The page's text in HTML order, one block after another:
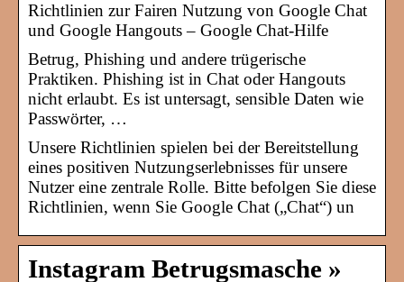
Richtlinien zur Fairen Nutzung von Google Chat
und Google Hangouts – Google Chat-Hilfe
Betrug, Phishing und andere trügerische
Praktiken. Phishing ist in Chat oder Hangouts
nicht erlaubt. Es ist untersagt, sensible Daten wie
Passwörter, …
Unsere Richtlinien spielen bei der Bereitstellung
eines positiven Nutzungserlebnisses für unsere
Nutzer eine zentrale Rolle. Bitte befolgen Sie diese
Richtlinien, wenn Sie Google Chat („Chat“) un
Instagram Betrugsmasche »